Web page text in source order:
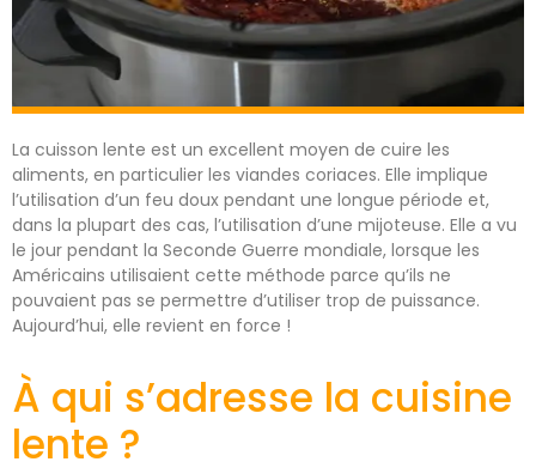
La cuisson lente est un excellent moyen de cuire les
aliments, en particulier les viandes coriaces. Elle implique
l’utilisation d’un feu doux pendant une longue période et,
dans la plupart des cas, l’utilisation d’une mijoteuse. Elle a vu
le jour pendant la Seconde Guerre mondiale, lorsque les
Américains utilisaient cette méthode parce qu’ils ne
pouvaient pas se permettre d’utiliser trop de puissance.
Aujourd’hui, elle revient en force !
À qui s’adresse la cuisine
lente ?